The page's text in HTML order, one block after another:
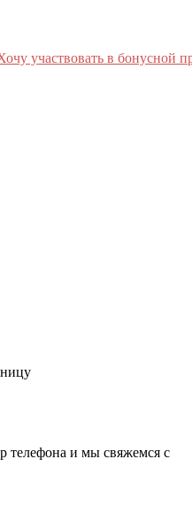
участвовать в бонусной
телефона и мы свяжемся с